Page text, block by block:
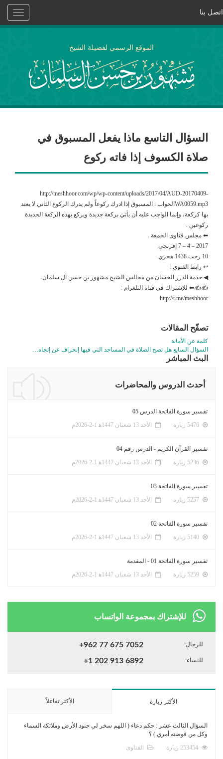
Toggle
اتصل بنا
الموقع الرسمي لفضيلة الشيخ
السؤال التاسع ماذا يفعل المسبوق في
صلاة الكسوف إذا فاته ركوع
http://meshhoor.com/wp/wp-content/uploads/2017/04/AUD-20170409-
WA0059.mp3الجواب : المسبوق إذا ادرك ركوعاً ولم يدرك الركوع الثاني لا يعتد
بها كركعة، وإنما الواجب عليه أن يأتيَ بركعة جديدة ويركع بهذه الركعة الجديدة
ركوعين .
⬅ مجلس فتاوى الجمعة .
2017 – 4 – 7 إفرنجي
10 رجب 1438 هجري
↩ رابط الفتوى :
◀ خدمة الدرر الحسان من مجالس الشيخ مشهور بن حسن آل سلمان.
✍✍⬅ للإشتراك في قناة التلغرام :
http://t.me/meshhoor
تصفّح المقالات
كلمة عن الأمانة
السؤال السابع هل تصح الصلاة في المساجد التي فيها إنحراف عن إتجاه…
البث المباشر
أحدث الدروس والمحاضرات
تفسير سورة الفاتحة الدرس 05
الأحد 13 شعبان 1447ﻫ 1-2-2026م
تفسير القرآن الكريم - الدرس رقم 04
الأحد 13 شعبان 1447ﻫ 1-2-2026م
تفسير سورة الفاتحة 03
الأحد 13 شعبان 1447ﻫ 1-2-2026م
تفسير سورة الفاتحة 02
الأحد 13 شعبان 1447ﻫ 1-2-2026م
تفسير سورة الفاتحة 01 - المقدمة
الأحد 13 شعبان 1447ﻫ 1-2-2026م
للإشتراك بمجموعة الواتساب
للرجال: +962 77 675 7052
للنساء: +1 202 913 6892
الأكثر زيارة الأكثر تفاعلاً
السؤال الثالث عشر : حكم دعاء ( اللهم سخر لي جنود الأرض وملائكة السماء
وكل من فوضته أمري ) ؟
الفتاوى